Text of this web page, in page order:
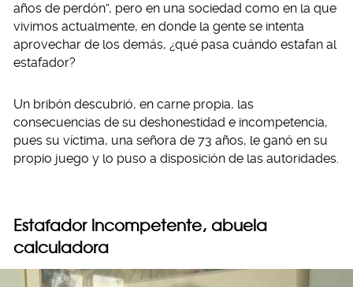
años de perdón”, pero en una sociedad como en la que
vivimos actualmente, en donde la gente se intenta
aprovechar de los demás, ¿qué pasa cuándo estafan al
estafador?
Un bribón descubrió, en carne propia, las
consecuencias de su deshonestidad e incompetencia,
pues su víctima, una señora de 73 años, le ganó en su
propio juego y lo puso a disposición de las autoridades.
Estafador incompetente, abuela
calculadora